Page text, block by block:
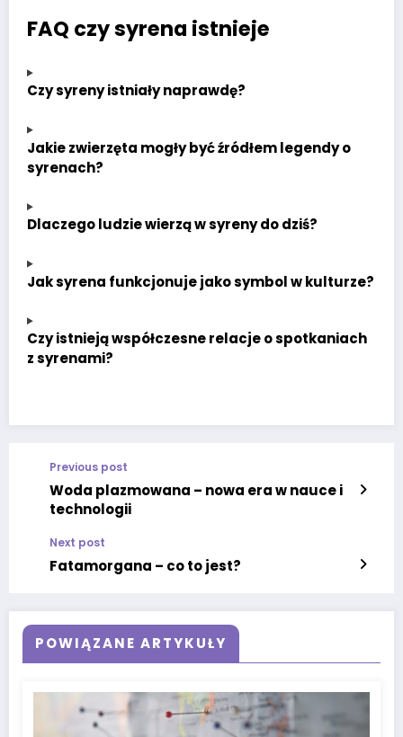
FAQ czy syrena istnieje
Czy syreny istniały naprawdę?
Jakie zwierzęta mogły być źródłem legendy o
syrenach?
Dlaczego ludzie wierzą w syreny do dziś?
Jak syrena funkcjonuje jako symbol w kulturze?
Czy istnieją współczesne relacje o spotkaniach
z syrenami?
Previous post
Woda plazmowana – nowa era w nauce i
technologii
Next post
Fatamorgana – co to jest?
POWIĄZANE ARTYKUŁY